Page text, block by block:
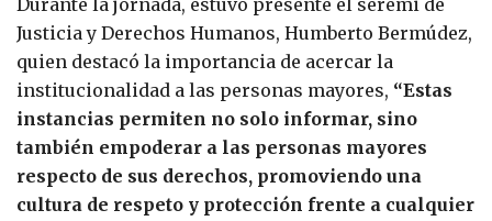
Durante la jornada, estuvo presente el seremi de
Justicia y Derechos Humanos, Humberto Bermúdez,
quien destacó la importancia de acercar la
institucionalidad a las personas mayores, “Estas
instancias permiten no solo informar, sino
también empoderar a las personas mayores
respecto de sus derechos, promoviendo una
cultura de respeto y protección frente a cualquier